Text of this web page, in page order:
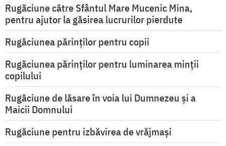
Rugăciune către Sfântul Mare Mucenic Mina,
pentru ajutor la găsirea lucrurilor pierdute
Rugăciunea părinților pentru copii
Rugăciunea părinților pentru luminarea minţii
copilului
Rugăciune de lăsare în voia lui Dumnezeu şi a
Maicii Domnului
Rugăciune pentru izbăvirea de vrăjmași